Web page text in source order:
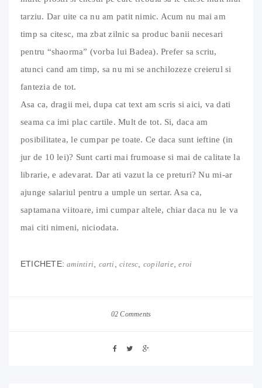
tarziu. Dar uite ca nu am patit nimic. Acum nu mai am
timp sa citesc, ma zbat zilnic sa produc banii necesari
pentru “shaorma” (vorba lui Badea). Prefer sa scriu,
atunci cand am timp, sa nu mi se anchilozeze creierul si
fantezia de tot.
Asa ca, dragii mei, dupa cat text am scris si aici, va dati
seama ca imi plac cartile. Mult de tot. Si, daca am
posibilitatea, le cumpar pe toate. Ce daca sunt ieftine (in
jur de 10 lei)? Sunt carti mai frumoase si mai de calitate la
librarie, e adevarat. Dar ati vazut la ce preturi? Nu mi-ar
ajunge salariul pentru a umple un sertar. Asa ca,
saptamana viitoare, imi cumpar altele, chiar daca nu le va
mai citi nimeni, niciodata.
ETICHETE:amintiri carti ,citesc copilarie,eroi
02 Comments